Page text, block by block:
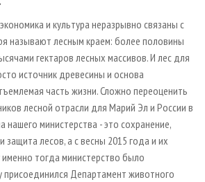
и культура неразрывно связаны с
называют лесным краем: более половины
гектаров лесных массивов. И лес для
источник древесины и основа
часть жизни. Сложно переоценить
лесной отрасли для Марий Эл и России в
нашего министерства - это сохранение,
защита лесов, а с весны 2015 года и их
тогда министерство было
присоединился Департамент животного